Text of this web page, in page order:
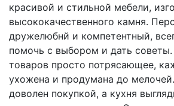
красивой и стильной мебели,
высококачественного камня.
дружелюбнй и компетентный,
помочь с выбором и дать советы.
товаров просто потрясающее,
ухожена и продумана до
доволен покупкой, а кухня